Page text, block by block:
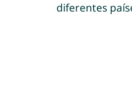
diferentes